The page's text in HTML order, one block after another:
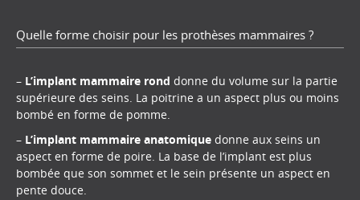
Quelle forme choisir pour les prothèses mammaires ?
– L’implant mammaire rond donne du volume sur la partie
supérieure des seins. La poitrine a un aspect plus ou moins
bombé en forme de pomme.
– L’implant mammaire anatomique donne aux seins un
aspect en forme de poire. La base de l’implant est plus
bombée que son sommet et le sein présente un aspect en
pente douce.